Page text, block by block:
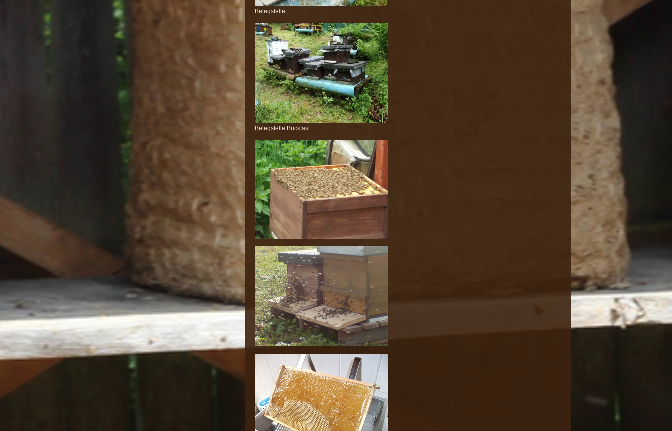
Belegstelle
Belegstelle Buckfast